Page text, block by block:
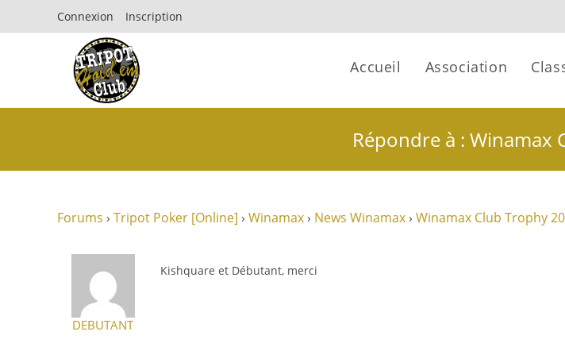
Connexion Inscription
Accueil Association
Répondre à : Winamax
Forums › Tripot Poker [Online] › Winamax › News Winamax › Winamax Club Trophy
DEBUTANT
Kishquare et Débutant, merci